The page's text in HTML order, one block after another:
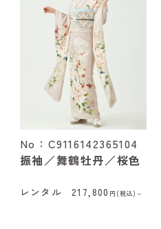
No：C9116142365104
振袖／舞鶴牡丹／桜色
レンタル 217,800 円(税込)～